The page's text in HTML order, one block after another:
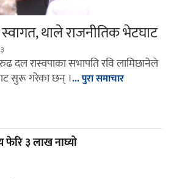
थाले राजनीतिक भेटघाट
दल रास्वपाका सभापति रवि लामिछानेले
सुरू गरेका छन् ।... पुरा समाचार
३ लाख नाघ्यो